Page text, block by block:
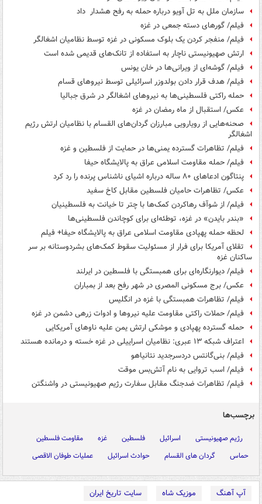
سازمان ملل به تل آویو درباره حمله به رفح هشدار داد
فیلم/ گورهای دسته جمعی در غزه
فیلم/ منفجر کردن یک بلوک مسکونی در غزه توسط نظامیان اشغالگر
ارتش صهیونیستی ناچار به استفاده از تانک‌های قدیمی شده است
فیلم/ گوشه‌ای از ویرانی‌ها در خان یونس
فیلم/ هدف قرار دادن بولدوزر اسرائیلی توسط نیروهای قسام
حمله راکتی فلسطینی‌ها به نیروهای اشغالگر در شرق جبالیا
عکس/ استقبال از ماه رمضان در غزه
صحنه‌هایی از رویارویی مبارزان گردان‌های القسام با نظامیان ارتش رژیم
اشغالگر
فیلم/ تظاهرات گسترده یمنی‌ها در حمایت از فلسطین و غزه
فیلم/ حمله مقاومت اسلامی عراق به پالایشگاه حیفا
پنتاگون ادعاهای ۸۰ ساله درباره اشیای ناشناس پرنده را رد کرد
عکس/ تظاهرات حامیان فلسطین مقابل کاخ سفید
فیلم/ از شوآف رهاکردن کمک‌ها با چتر تا خیانت به فلسطینیان
«بندر بایدن» در غزه، توطئه‌ای برای کوچاندن فلسطینی‌ها
لحظه حمله پهپادی مقاومت اسلامی عراق به پالایشگاه حیفا+ فیلم
تقلای آمریکا برای فرار از مسئولیت سقوط کمک‌های بشردوستانه بر سر
ساکنان غزه
فیلم/ دیوارنگاره‌ای برای همبستگی با فلسطین در ایرلند
عکس/ برج مسکونی المصری در شهر رفح بعد از بمباران
فیلم/ تظاهرات همبستگی با غزه در انگلیس
فیلم/ حملات راکتی مقاومت علیه نیروها و ادوات زرهی دشمن در غزه
حمله گسترده پهپادی و موشکی ارتش یمن علیه ناوهای آمریکایی
اعتراف شبکه ۱۳ عبری: نظامیان اسراییلی در غزه خسته و درمانده هستند
فیلم/ بنی‌گانتس دردسرجدید نتانیاهو
فیلم/ اسب تروایی به نام آتش‌بس موقت
فیلم/ تظاهرات ضدجنگ مقابل سفارت رژیم صهیونیستی در واشنگتن
برچسب‌ها
رژیم صهیونیستی اسرائیل فلسطین غزه
مقاومت فلسطین
حماس
گردان های القسام حوادث اسرائیل عملیات طوفان الاقصی
آپ آهنگ موزیک شاه
سایت تاریخ ایران